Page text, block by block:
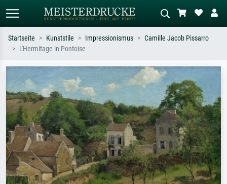
Suchen Sie nach Künstlern, Werktiteln
oder Stilen – z.B. Monet,
Sternennacht, Impressionismus, Welle
Hokusai, Akt.
Beschreiben Sie die Szene – z.B. Grüne
Wiese, Abstrakt mit viel Rot, Dunkles
Ölgemälde, Stehender Akt neben einem
Baum.
Startseite Kunststile Impressionismus
Camille Jacob Pissarro
L'Hermitage in Pontoise